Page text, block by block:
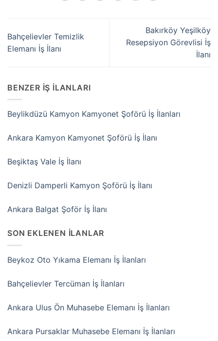
Bahçelievler Temizlik
Elemanı İş İlanı
Bakırköy Yeşilköy
Resepsiyon Görevlisi İş
İlanı
BENZER İŞ İLANLARI
Beylikdüzü Kamyon Kamyonet Şoförü İş İlanları
Ankara Kamyon Kamyonet Şoförü İş İlanı
Beşiktaş Vale İş İlanı
Denizli Damperli Kamyon Şoförü İş İlanı
Ankara Balgat Şoför İş İlanı
SON EKLENEN İLANLAR
Beykoz Oto Yıkama Elemanı İş İlanları
Bahçelievler Tercüman İş İlanları
Ankara Ulus Ön Muhasebe Elemanı İş İlanları
Ankara Pursaklar Muhasebe Elemanı İş İlanları